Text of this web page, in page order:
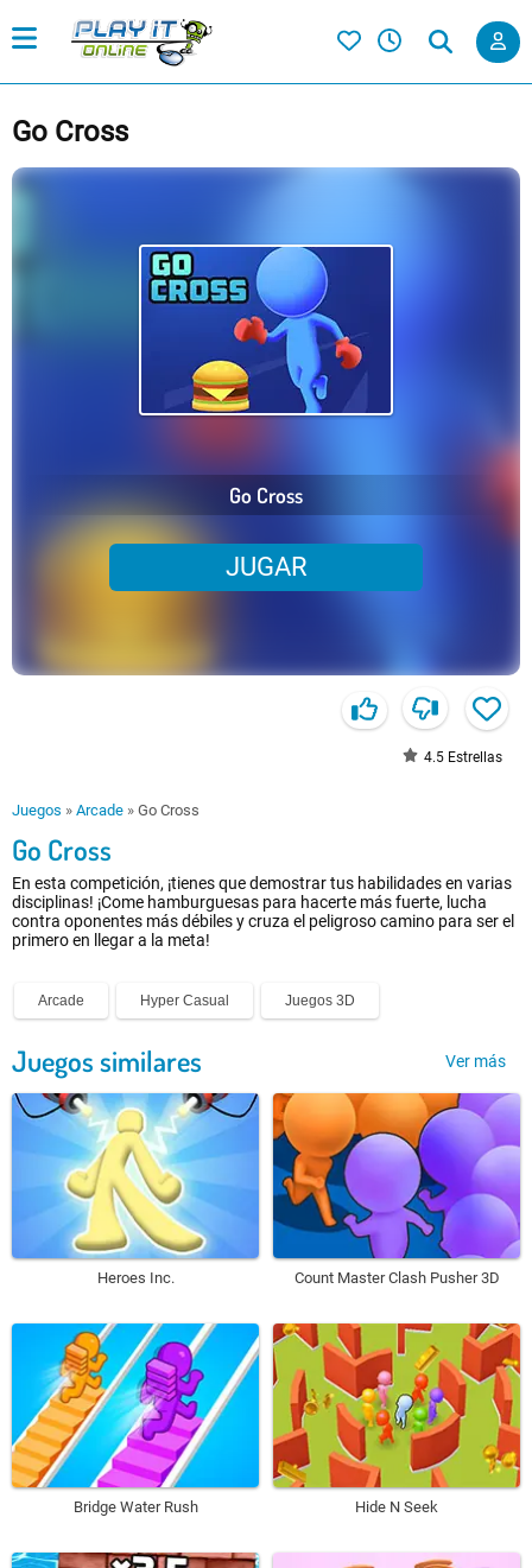
Go Cross
Go Cross
JUGAR
4.5 Estrellas
Juegos » Arcade » Go Cross
Go Cross
En esta competición, ¡tienes que demostrar tus habilidades en varias
disciplinas! ¡Come hamburguesas para hacerte más fuerte, lucha
contra oponentes más débiles y cruza el peligroso camino para ser el
primero en llegar a la meta!
Arcade Hyper Casual Juegos 3D
Juegos similares Ver más
Heroes Inc. Count Master Clash Pusher 3D
Bridge Water Rush Hide N Seek